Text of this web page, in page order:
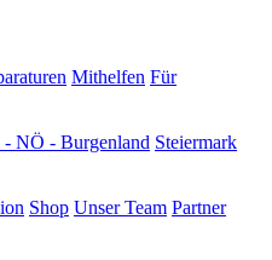
Mithelfen Für
- NÖ - Burgenland Steiermark
Shop Unser Team Partner